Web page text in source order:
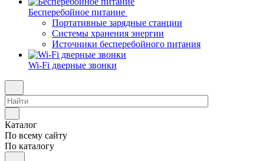
Бесперебойное питание
Портативные зарядные станции
Системы хранения энергии
Источники бесперебойного питания
Wi-Fi дверные звонки
Каталог
По всему сайту
По каталогу